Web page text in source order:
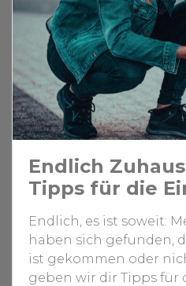
Endlich
Tipps für die
Endlich, es ist soweit:
haben sich gefunden,
ist gekommen oder
geben wir dir Tipps für